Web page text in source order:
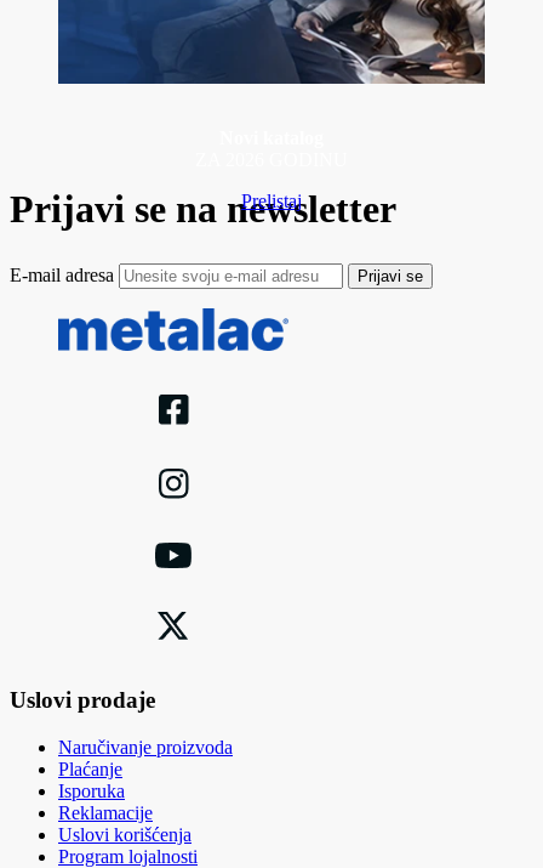
Prelistaj
Prijavi se na newsletter
E-mail adresa Prijavi se
Uslovi prodaje
Naručivanje proizvoda
Plaćanje
Isporuka
Reklamacije
Uslovi korišćenja
Program lojalnosti